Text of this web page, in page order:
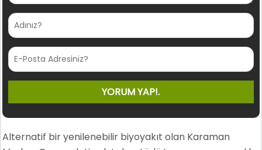
Alternatif bir yenilenebilir biyoyakıt olan Karaman